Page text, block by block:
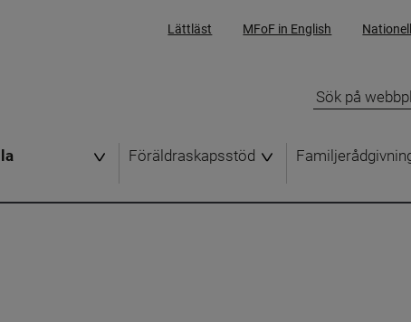
Lättläst MFoF in English
Föräldraskapsstöd